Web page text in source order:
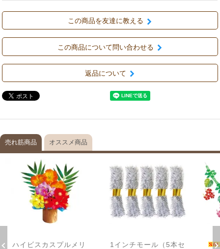
この商品を友達に教える
この商品について問い合わせる
返品について
売れ筋商品 オススメ商品
ハイビスカスプルメリ
1インチモール（5本セ